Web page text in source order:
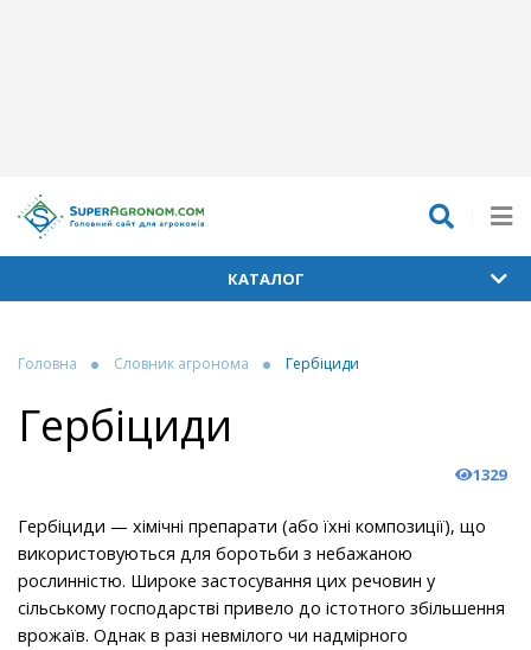
КАТАЛОГ
Головна Словник агронома Гербіциди
Гербіциди
1329
Гербіциди — хімічні препарати (або їхні композиції), що
використовуються для боротьби з небажаною
рослинністю. Широке застосування цих речовин у
сільському господарстві привело до істотного збільшення
врожаїв. Однак в разі невмілого чи надмірного